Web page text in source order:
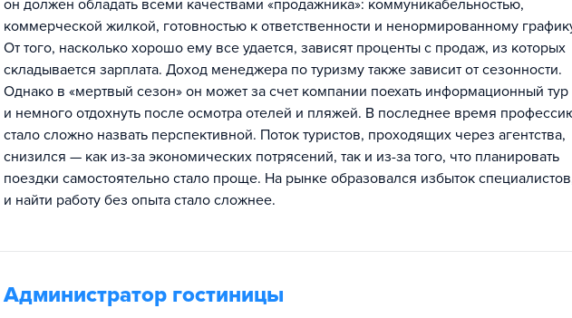
он должен обладать всеми качествами «продажника»: коммуникабельностью,
коммерческой жилкой, готовностью к ответственности и ненормированному
От того, насколько хорошо ему все удается, зависят проценты с продаж, из которых
складывается зарплата. Доход менеджера по туризму также зависит от сезонности.
Однако в «мертвый сезон» он может за счет компании поехать информационный тур
и немного отдохнуть после осмотра отелей и пляжей. В последнее время
стало сложно назвать перспективной. Поток туристов, проходящих через агентства,
снизился — как из-за экономических потрясений, так и из-за того, что планировать
поездки самостоятельно стало проще. На рынке образовался избыток
и найти работу без опыта стало сложнее.
Администратор гостиницы